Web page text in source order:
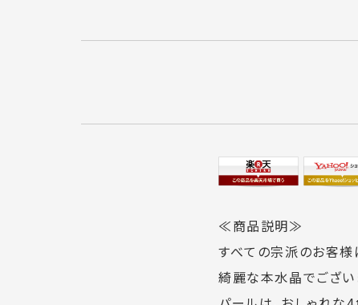
≪商品説明≫
すべての宗派のお客様
綺麗な本水晶でござい